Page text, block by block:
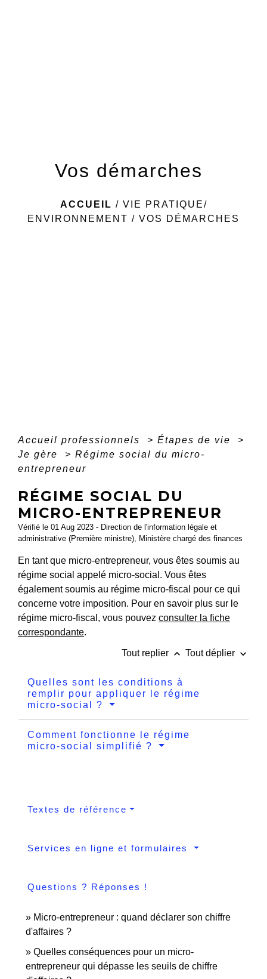
Vos démarches
ACCUEIL / VIE PRATIQUE/
ENVIRONNEMENT / VOS DÉMARCHES
Accueil professionnels > Étapes de vie
>
Je gère
> Régime social du micro-
entrepreneur
RÉGIME SOCIAL DU
MICRO-ENTREPRENEUR
Vérifié le 01 Aug 2023 - Direction de l'information légale et
administrative (Première ministre), Ministère chargé des finances
En tant que micro-entrepreneur, vous êtes soumis au
régime social appelé micro-social. Vous êtes
également soumis au régime micro-fiscal pour ce qui
concerne votre imposition. Pour en savoir plus sur le
régime micro-fiscal, vous pouvez consulter la fiche
correspondante.
Tout replier keyboard_arrow_up Tout déplier keyboard_arrow_down
Quelles sont les conditions à
remplir pour appliquer le régime
micro-social ?
Comment fonctionne le régime
micro-social simplifié ?
Textes de référence
Services en ligne et formulaires
Questions ? Réponses !
Micro-entrepreneur : quand déclarer son chiffre
d'affaires ?
Quelles conséquences pour un micro-
entrepreneur qui dépasse les seuils de chiffre